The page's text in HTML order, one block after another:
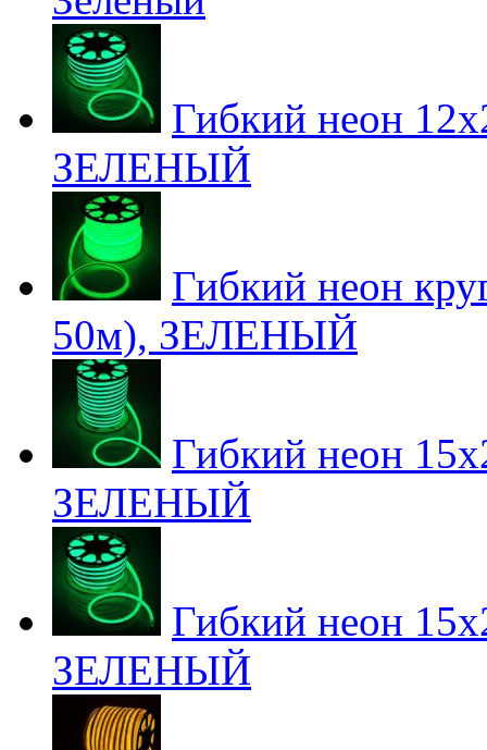
Гибкий неон
ЗЕЛЕНЫЙ
Гибкий неон
50м), ЗЕЛЕНЫЙ
Гибкий неон
ЗЕЛЕНЫЙ
Гибкий неон
ЗЕЛЕНЫЙ